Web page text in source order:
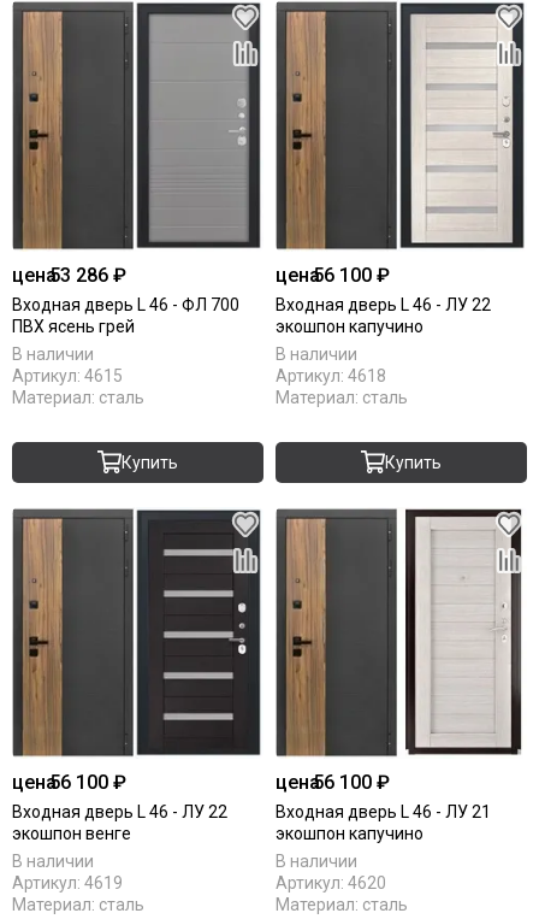
цена53 286 ₽
Входная дверь L 46 - ФЛ 700
ПВХ ясень грей
В наличии
Артикул: 4615
Материал: сталь
Купить
цена56 100 ₽
Входная дверь L 46 - ЛУ 22
экошпон капучино
В наличии
Артикул: 4618
Материал: сталь
Купить
цена56 100 ₽
Входная дверь L 46 - ЛУ 22
экошпон венге
В наличии
Артикул: 4619
Материал: сталь
цена56 100 ₽
Входная дверь L 46 - ЛУ 21
экошпон капучино
В наличии
Артикул: 4620
Материал: сталь